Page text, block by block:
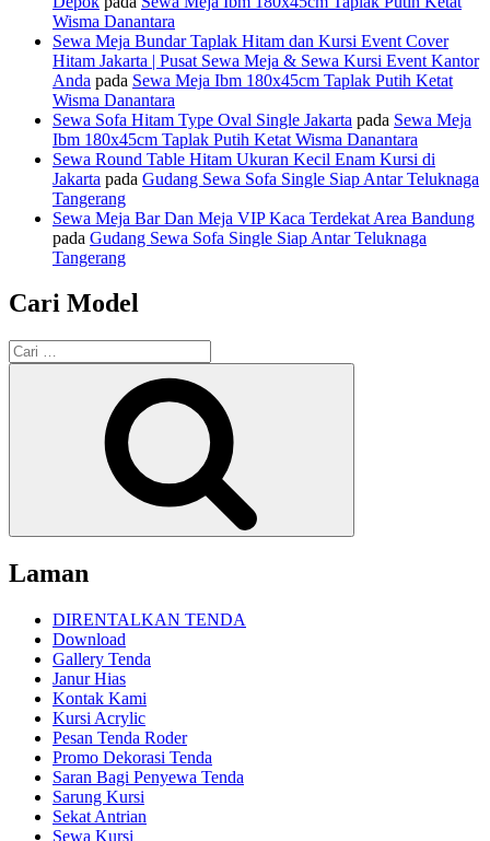
Wisma Danantara
Sewa Meja Bundar Taplak Hitam dan Kursi Event Cover
Hitam Jakarta | Pusat Sewa Meja & Sewa Kursi Event Kantor
Anda pada Sewa Meja Ibm 180x45cm Taplak Putih Ketat
Wisma Danantara
Sewa Sofa Hitam Type Oval Single Jakarta pada Sewa Meja
Ibm 180x45cm Taplak Putih Ketat Wisma Danantara
Sewa Round Table Hitam Ukuran Kecil Enam Kursi di
Jakarta pada Gudang Sewa Sofa Single Siap Antar Teluknaga
Tangerang
Sewa Meja Bar Dan Meja VIP Kaca Terdekat Area Bandung
pada Gudang Sewa Sofa Single Siap Antar Teluknaga
Tangerang
Cari Model
Pencarian
untuk:
Laman
DIRENTALKAN TENDA
Download
Gallery Tenda
Janur Hias
Kontak Kami
Kursi Acrylic
Pesan Tenda Roder
Promo Dekorasi Tenda
Saran Bagi Penyewa Tenda
Sarung Kursi
Sekat Antrian
Sewa Kursi